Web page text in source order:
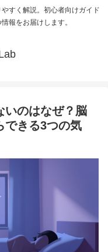
すく解説。初心者向けガイド
報をお届けします。
いのはなぜ？脳
できる3つの気